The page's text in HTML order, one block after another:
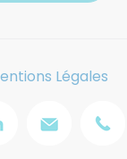
Légales